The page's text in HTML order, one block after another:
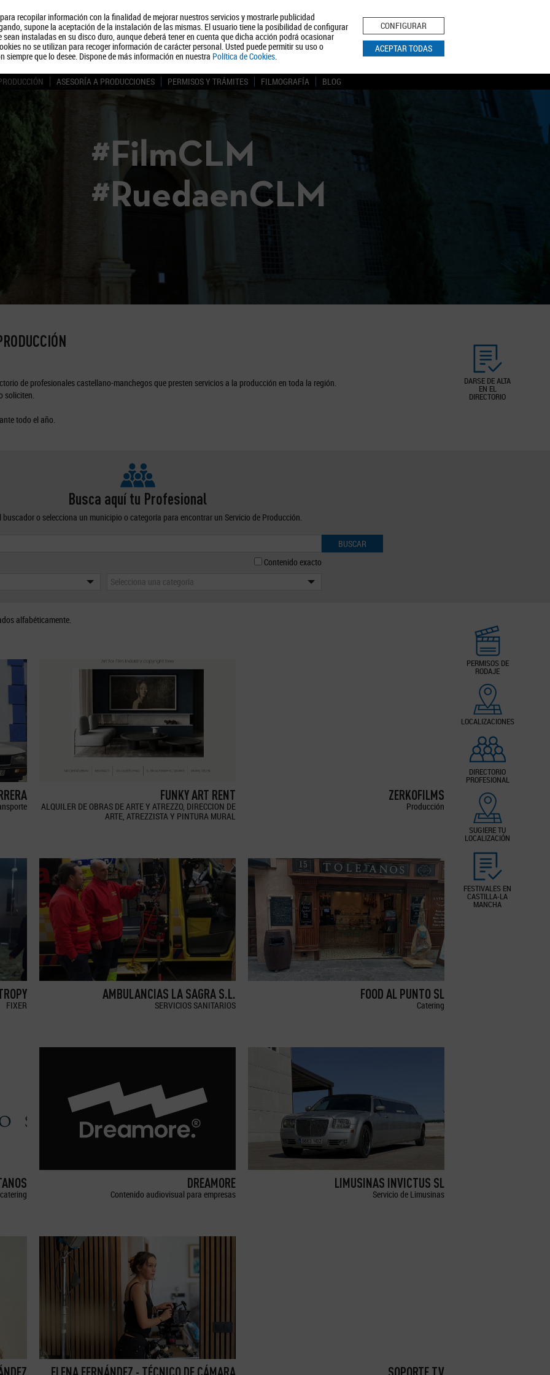
recopilar información con la finalidad de mejorar nuestros servicios y mostrarle publicidad
supone la aceptación de la instalación de las mismas. El usuario tiene la posibilidad de configurar
instaladas en su disco duro, aunque deberá tener en cuenta que dicha acción podrá ocasionar
no se utilizan para recoger información de carácter personal. Usted puede permitir su uso o
que lo desee. Dispone de más información en nuestra Política de Cookies.
CONFIGURAR
ACEPTAR TODAS
Quiénes somos Turismo Política de Privacidad Aviso Legal Política de Cookies
BUSCAR
ASESORÍA A PRODUCCIONES PERMISOS Y TRÁMITES FILMOGRAFÍA BLOG
#FilmCLM
#RuedaenCLM
DARSE DE ALTA
EN EL
DIRECTORIO
de profesionales castellano-manchegos que presten servicios a la producción en toda la región.
soliciten.
todo el año.
Busca aquí tu Profesional
buscador o selecciona un municipio o categoría para encontrar un Servicio de Producción.
BUSCAR
Contenido exacto
Selecciona una categoría
PERMISOS DE
RODAJE
LOCALIZACIONES
DIRECTORIO
PROFESIONAL
SUGIERE TU
LOCALIZACIÓN
FESTIVALES EN
CASTILLA-LA
MANCHA
alfabéticamente.
FUNKY ART RENT
ALQUILER DE OBRAS DE ARTE Y ATREZZO, DIRECCION DE
ARTE, ATREZZISTA Y PINTURA MURAL
ZERKOFILMS
Producción
FIXER
AMBULANCIAS LA SAGRA S.L.
SERVICIOS SANITARIOS
FOOD AL PUNTO SL
Catering
DREAMORE
Contenido audiovisual para empresas
LIMUSINAS INVICTUS SL
Servicio de Limusinas
ELENA FERNÁNDEZ - TÉCNICO DE CÁMARA SOPORTE TV